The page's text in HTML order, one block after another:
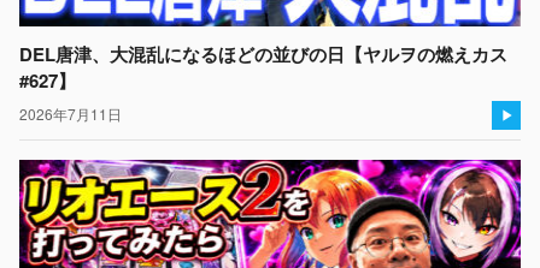
DEL唐津、大混乱になるほどの並びの日【ヤルヲの燃えカス
#627】
2026年7月11日